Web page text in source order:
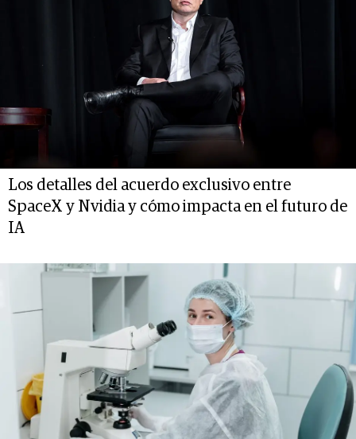
Los detalles del acuerdo exclusivo entre
SpaceX y Nvidia y cómo impacta en el futuro de
IA